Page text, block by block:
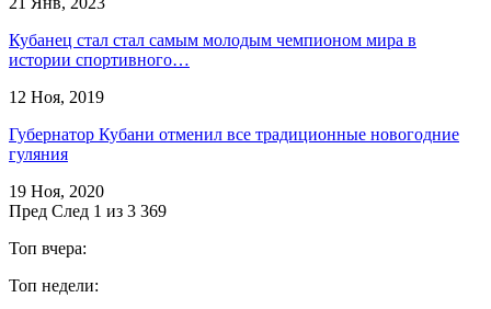
Кубанец стал стал самым молодым чемпионом мира в
истории спортивного…
12 Ноя, 2019
Губернатор Кубани отменил все традиционные новогодние
гуляния
19 Ноя, 2020
Пред След 1 из 3 369
Топ вчера:
Топ недели: